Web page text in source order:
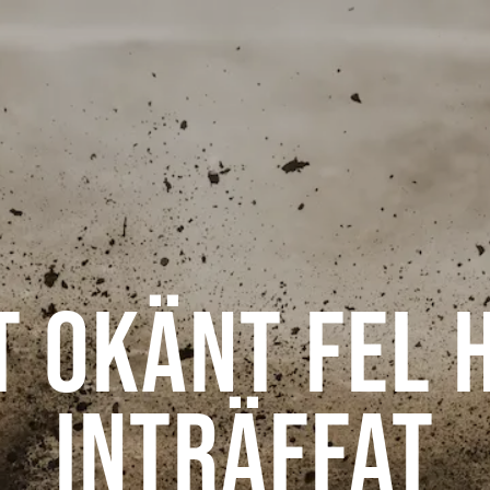
okänt fel
inträffat